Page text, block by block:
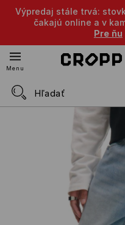
Výpredaj stále trvá:
čakajú online a v
Pre ňu
Menu